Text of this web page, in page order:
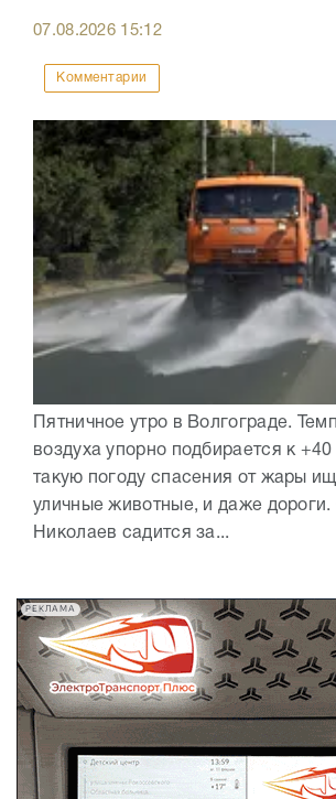
07.08.2026 15:12
Комментарии
Пятничное утро в Волгограде.
воздуха упорно подбирается к
такую погоду спасения от жары
уличные животные, и даже дороги.
Николаев садится за...
РЕКЛАМА